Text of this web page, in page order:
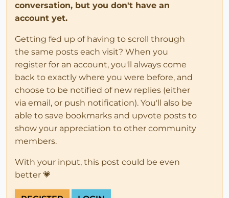
conversation, but you don't have an
account yet.
Getting fed up of having to scroll through
the same posts each visit? When you
register for an account, you'll always come
back to exactly where you were before, and
choose to be notified of new replies (either
via email, or push notification). You'll also be
able to save bookmarks and upvote posts to
show your appreciation to other community
members.
With your input, this post could be even
better 💗